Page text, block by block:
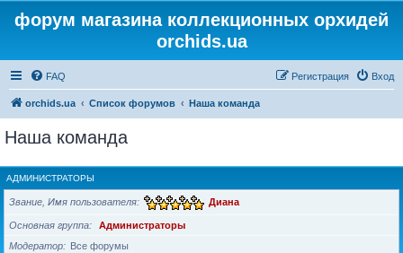
форум магазина коллекционных орхидей
orchids.ua
FAQ Вход
Регистрация
orchids.ua Список форумов Наша команда
Наша команда
АДМИНИСТРАТОРЫ
Звание, Имя пользователя Диана
Основная группа
Администраторы
Модератор
Все форумы